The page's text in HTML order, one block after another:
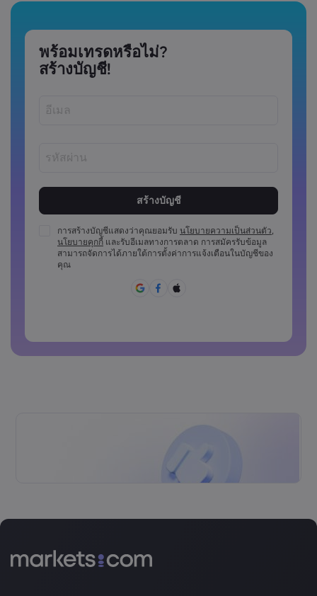
พร้อมเทรดหรือไม่?
สร้างบัญชี!
รหัสผ่านต้องมีตัวพิมพ์ใหญ่อย่างน้อย 1 ตัว
รหัสผ่านต้องมีตัวพิมพ์เล็กอย่างน้อย 1 ตัว
รหัสผ่านจะต้องประกอบด้วย ~!@#£%^&amp;*()_-
+=:;&lt;&lt;&gt;{{,[[]?,.
ไม่สามารถใช้รหัสผ่านที่คาดเดาง่าย
การสร้างบัญชีแสดงว่าคุณยอมรับ นโยบายความเป็นส่วนตัว,
นโยบายคุกกี้ และรับอีเมลทางการตลาด การสมัครรับข้อมูล
สามารถจัดการได้ภายใต้การตั้งค่าการแจ้งเตือนในบัญชีของ
คุณ